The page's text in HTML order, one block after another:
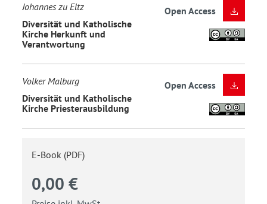
Johannes zu Eltz
Diversität und Katholische
Kirche Herkunft und
Verantwortung
Open Access
Volker Malburg
Diversität und Katholische
Kirche Priesterausbildung
Open Access
E-Book (PDF)
0,00 €